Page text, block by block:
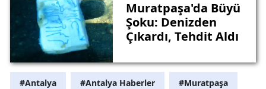
Muratpaşa'da Büyü
Şoku: Denizden
Çıkardı, Tehdit Aldı
#Antalya #Antalya Haberler #Muratpaşa